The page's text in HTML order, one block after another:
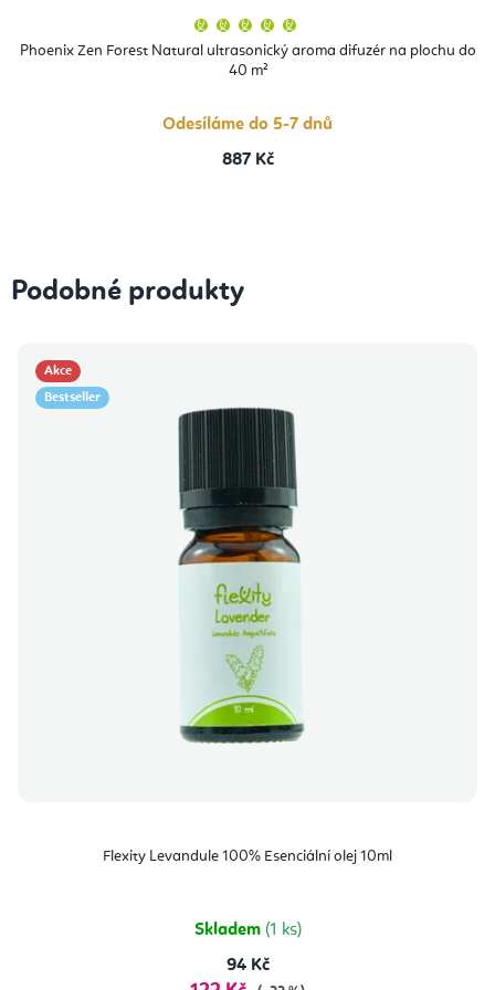
Phoenix Zen Forest Natural ultrasonický aroma difuzér na plochu do
40 m²
produktu
je
hvězdiček.
Odesíláme do 5-7 dnů
887 Kč
Podobné produkty
Akce
Bestseller
Flexity Levandule 100% Esenciální olej 10ml
Skladem (1 ks)
94 Kč